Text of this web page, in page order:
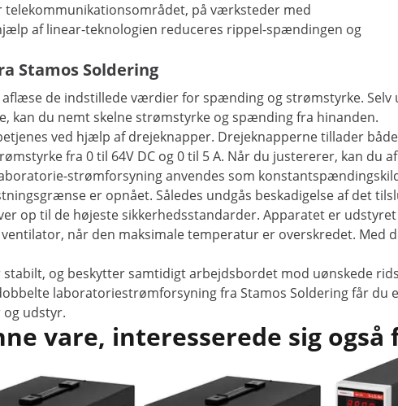
på værksteder med
af linear-teknologien reduceres rippel-spændingen og
Stamos Soldering
de indstillede værdier for spænding og strømstyrke.
kan du nemt skelne strømstyrke og spænding fra hinanden.
ved hjælp af drejeknapper. Drejeknapperne tillader
fra 0 til 64V DC og 0 til 5 A. Når du justererer, kan du
strømforsyning anvendes som
er opnået. Således undgås beskadigelse af det
op til de højeste sikkerhedsstandarder. Apparatet er
når den maksimale temperatur er overskredet. Med
og beskytter samtidigt arbejdsbordet mod uønskede
laboratoriestrømforsyning fra Stamos Soldering får du
udstyr.
vare, interesserede sig også